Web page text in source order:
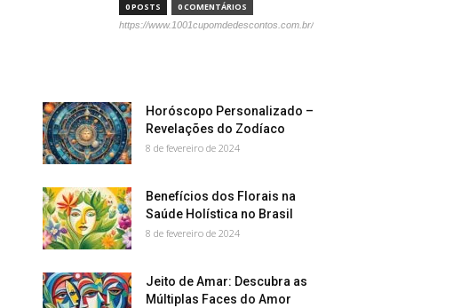
0 POSTS 0 COMENTÁRIOS
https://www.1001cupomdedescontos.com.br/
Horóscopo Personalizado –
Revelações do Zodíaco
8 de fevereiro de 2024
Benefícios dos Florais na
Saúde Holística no Brasil
8 de fevereiro de 2024
Jeito de Amar: Descubra as
Múltiplas Faces do Amor